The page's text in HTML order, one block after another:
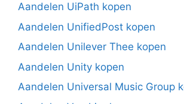
Aandelen UiPath kopen
Aandelen UnifiedPost kopen
Aandelen Unilever Thee kopen
Aandelen Unity kopen
Aandelen Universal Music Group